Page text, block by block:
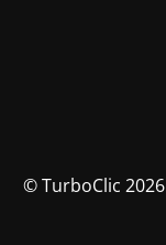
© TurboClic 2026